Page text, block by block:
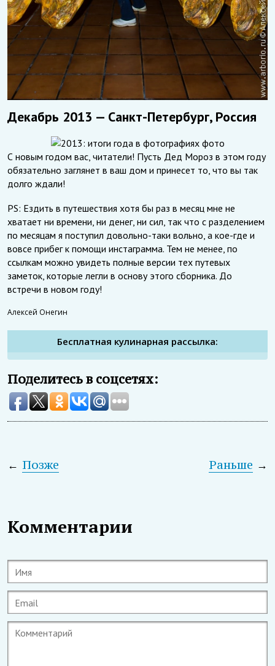
Декабрь 2013 — Санкт-Петербург, Россия
С новым годом вас, читатели! Пусть Дед Мороз в этом году
обязательно заглянет в ваш дом и принесет то, что вы так
долго ждали!
PS: Ездить в путешествия хотя бы раз в месяц мне не
хватает ни времени, ни денег, ни сил, так что с разделением
по месяцам я поступил довольно-таки вольно, а кое-где и
вовсе прибег к помощи инстаграмма. Тем не менее, по
ссылкам можно увидеть полные версии тех путевых
заметок, которые легли в основу этого сборника. До
встречи в новом году!
Алексей Онегин
Бесплатная кулинарная рассылка:
Поделитесь в соцсетях:
← Позже →
Раньше
Комментарии